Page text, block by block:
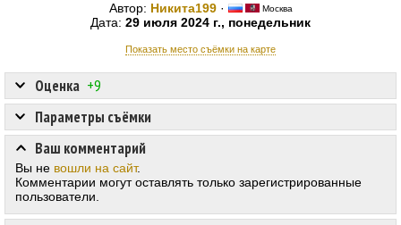
Автор: Никита199· Москва
Дата: 29 июля 2024 г., понедельник
Показать место съёмки на карте
Оценка +9
Параметры съёмки
Ваш комментарий
Вы не вошли на сайт.
Комментарии могут оставлять только зарегистрированные
пользователи.